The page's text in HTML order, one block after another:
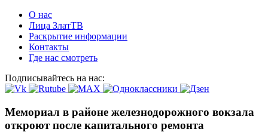
О нас
Лица ЗлатТВ
Раскрытие информации
Контакты
Где нас смотреть
Подписывайтесь на нас:
Мемориал в районе железнодорожного вокзала
откроют после капитального ремонта